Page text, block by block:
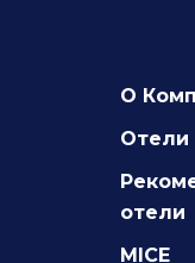
О
Отели
отели
MICE